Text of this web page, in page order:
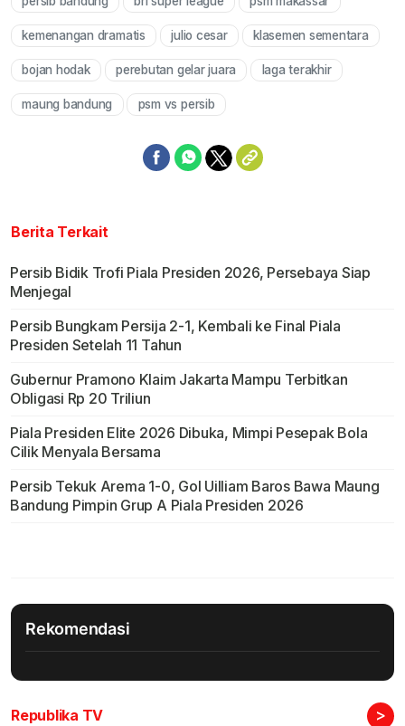
Mute
kemenangan dramatis julio cesar klasemen sementara
bojan hodak perebutan gelar juara laga terakhir
maung bandung psm vs persib
Berita Terkait
Persib Bidik Trofi Piala Presiden 2026, Persebaya Siap
Menjegal
Persib Bungkam Persija 2-1, Kembali ke Final Piala
Presiden Setelah 11 Tahun
Gubernur Pramono Klaim Jakarta Mampu Terbitkan
Obligasi Rp 20 Triliun
Piala Presiden Elite 2026 Dibuka, Mimpi Pesepak Bola
Cilik Menyala Bersama
Persib Tekuk Arema 1-0, Gol Uilliam Baros Bawa Maung
Bandung Pimpin Grup A Piala Presiden 2026
Rekomendasi
Republika TV >